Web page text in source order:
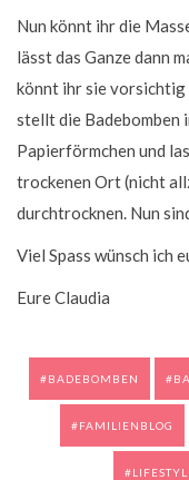
Nun könnt ihr die
lässt das Ganze dann
könnt ihr sie vorsichtig
stellt die Badebomben
Papierförmchen und
trockenen Ort (nicht
durchtrocknen. Nun
Viel Spass wünsch ich
Eure Claudia
BADEBOMBEN
FAMILIENBLOG